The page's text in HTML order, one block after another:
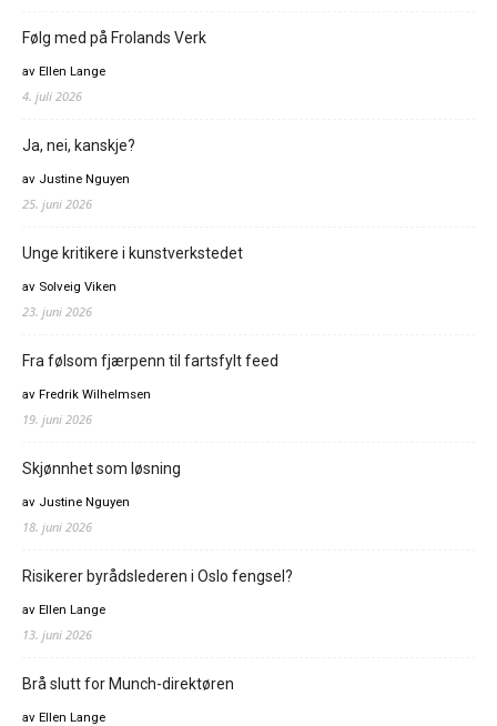
Følg med på Frolands Verk
av Ellen Lange
4. juli 2026
Ja, nei, kanskje?
av Justine Nguyen
25. juni 2026
Unge kritikere i kunstverkstedet
av Solveig Viken
23. juni 2026
Fra følsom fjærpenn til fartsfylt feed
av Fredrik Wilhelmsen
19. juni 2026
Skjønnhet som løsning
av Justine Nguyen
18. juni 2026
Risikerer byrådslederen i Oslo fengsel?
av Ellen Lange
13. juni 2026
Brå slutt for Munch-direktøren
av Ellen Lange